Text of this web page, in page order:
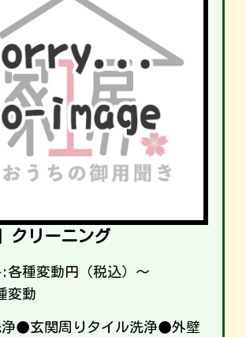
クリーニング
:各種変動円（税込）～
変動
●玄関周りタイル洗浄●外壁